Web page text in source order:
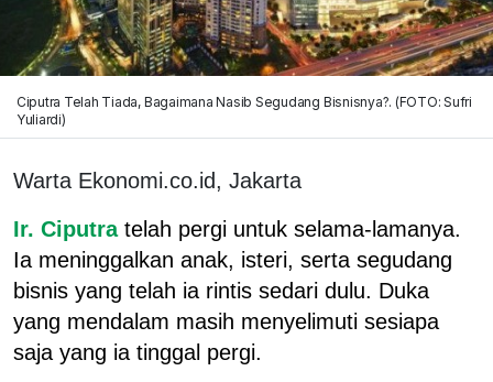
Ciputra Telah Tiada, Bagaimana Nasib Segudang Bisnisnya?. (FOTO: Sufri
Yuliardi)
Warta Ekonomi.co.id, Jakarta
Ir. Ciputratelah pergi untuk selama-lamanya.
Ia meninggalkan anak, isteri, serta segudang
bisnis yang telah ia rintis sedari dulu. Duka
yang mendalam masih menyelimuti sesiapa
saja yang ia tinggal pergi.